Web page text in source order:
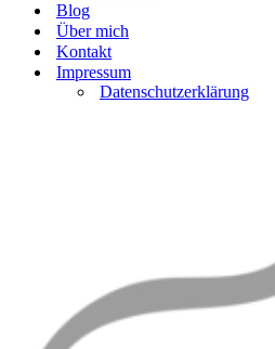
Blog
Über mich
Kontakt
Impressum
Datenschutzerklärung